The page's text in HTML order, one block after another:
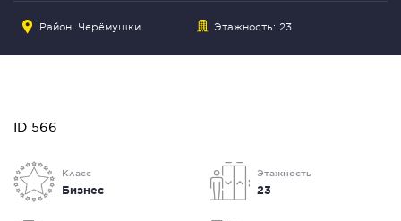
Район: Черёмушки Этажность: 23
ID 566
Класс
Бизнес
Этажность
23